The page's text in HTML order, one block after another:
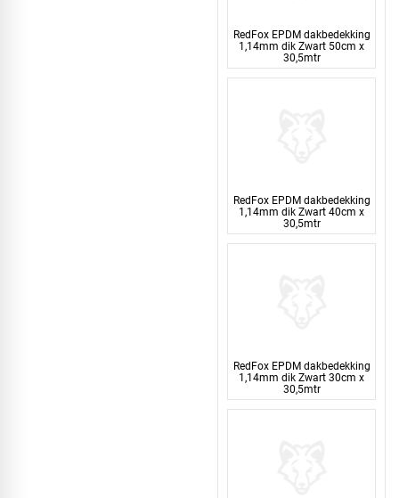
RedFox EPDM dakbedekking
1,14mm dik Zwart 50cm x
30,5mtr
RedFox EPDM dakbedekking
1,14mm dik Zwart 40cm x
30,5mtr
RedFox EPDM dakbedekking
1,14mm dik Zwart 30cm x
30,5mtr